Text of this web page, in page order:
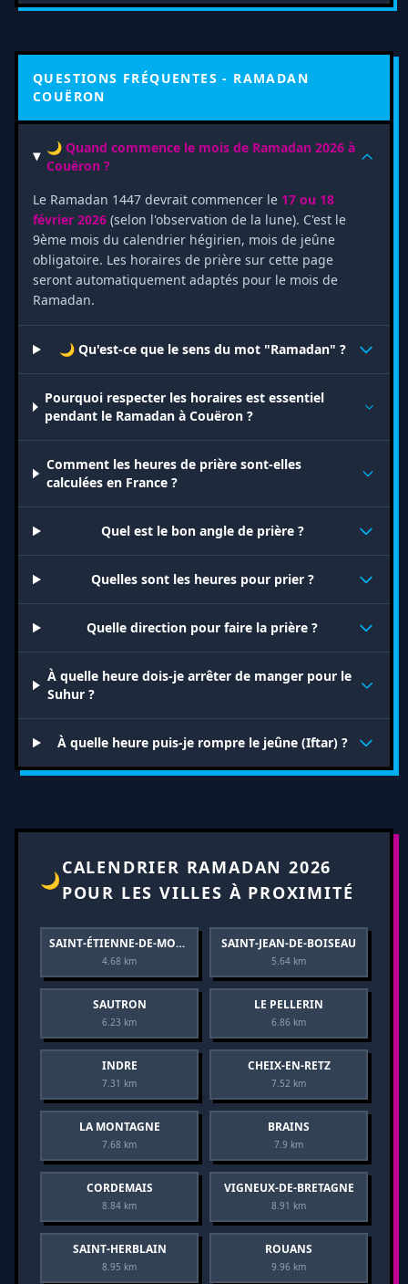
QUESTIONS FRÉQUENTES - RAMADAN
COUËRON
🌙 Quand commence le mois de Ramadan 2026 à
Couëron ?
Le Ramadan 1447 devrait commencer le 17 ou 18
février 2026 (selon l'observation de la lune). C'est le
9ème mois du calendrier hégirien, mois de jeûne
obligatoire. Les horaires de prière sur cette page
seront automatiquement adaptés pour le mois de
Ramadan.
🌙 Qu'est-ce que le sens du mot "Ramadan" ?
Pourquoi respecter les horaires est essentiel
pendant le Ramadan à Couëron ?
Comment les heures de prière sont-elles
calculées en France ?
Quel est le bon angle de prière ?
Quelles sont les heures pour prier ?
Quelle direction pour faire la prière ?
À quelle heure dois-je arrêter de manger pour le
Suhur ?
À quelle heure puis-je rompre le jeûne (Iftar) ?
🌙
CALENDRIER RAMADAN 2026
POUR LES VILLES À PROXIMITÉ
SAINT-ÉTIENNE-DE-MONTLUC
4.68 km
SAINT-JEAN-DE-BOISEAU
5.64 km
SAUTRON
6.23 km
LE PELLERIN
6.86 km
INDRE
7.31 km
CHEIX-EN-RETZ
7.52 km
LA MONTAGNE
7.68 km
BRAINS
7.9 km
CORDEMAIS
8.84 km
VIGNEUX-DE-BRETAGNE
8.91 km
SAINT-HERBLAIN
8.95 km
ROUANS
9.96 km